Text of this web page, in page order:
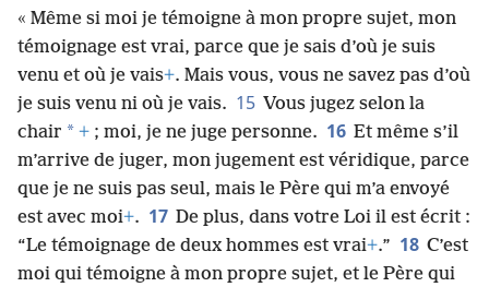
« Même si moi je témoigne à mon propre sujet, mon
témoignage est vrai, parce que je sais d’où je suis
venu et où je vais+. Mais vous, vous ne savez pas d’où
je suis venu ni où je vais. 15 Vous jugez selon la
chair * + ; moi, je ne juge personne. 16 Et même s’il
m’arrive de juger, mon jugement est véridique, parce
que je ne suis pas seul, mais le Père qui m’a envoyé
est avec moi+. 17 De plus, dans votre Loi il est écrit :
“Le témoignage de deux hommes est vrai+.” 18 C’est
moi qui témoigne à mon propre sujet, et le Père qui